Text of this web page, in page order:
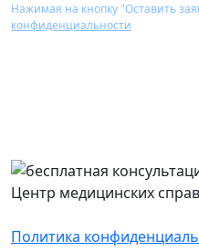
Нажимая на кнопку "Оставить
конфиденциальности
Центр медицинских
Политика